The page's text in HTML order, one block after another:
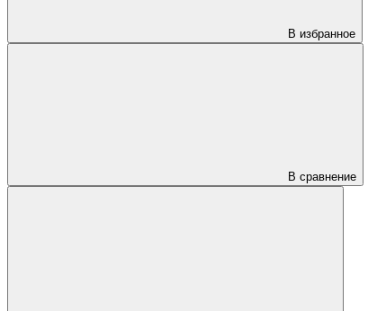
В избранное
В сравнение